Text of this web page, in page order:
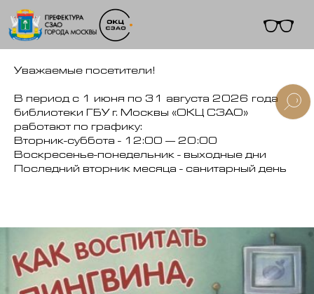
+7 (495) 495-91-10
Уважаемые посетители!
В период с 1 июня по 31 августа 2026 года
библиотеки ГБУ г. Москвы «ОКЦ СЗАО»
работают по графику:
Вторник-суббота - 12:00 — 20:00
Воскресенье-понедельник - выходные дни
Последний вторник месяца - санитарный день